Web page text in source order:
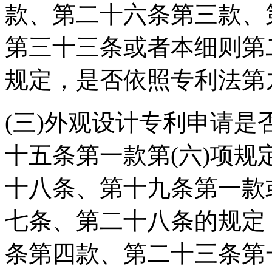
款、第二十六条第三款
第三十三条或者本细则
规定，是否依照专利法
(三)外观设计专利申请是
十五条第一款第(六)项规
十八条、第十九条第一
七条、第二十八条的规
条第四款、第二十三条